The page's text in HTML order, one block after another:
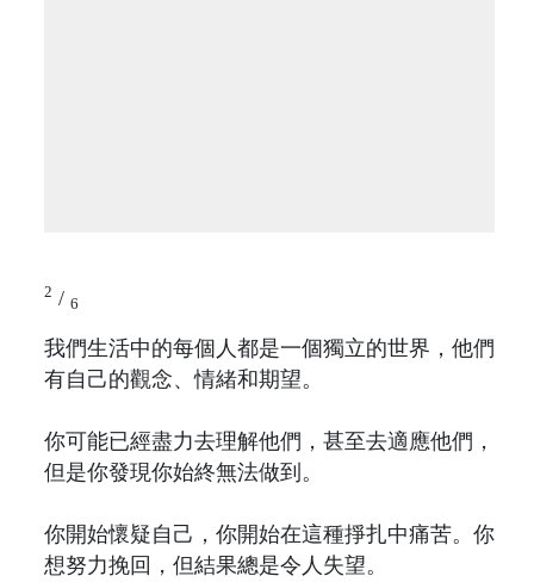
2 / 6
我們生活中的每個人都是一個獨立的世界，他們
有自己的觀念、情緒和期望。
你可能已經盡力去理解他們，甚至去適應他們，
但是你發現你始終無法做到。
你開始懷疑自己，你開始在這種掙扎中痛苦。你
想努力挽回，但結果總是令人失望。